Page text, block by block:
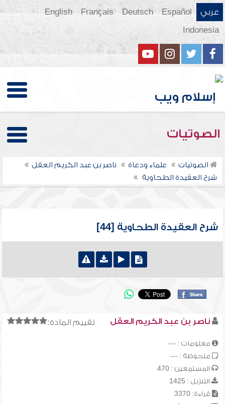
عربي Español
Deutsch
Français
English
Indonesia
الصوتيات
الصوتيات علماء ودعاة
ناصر بن عبد الكريم العقل
شرح العقيدة الطحاوية
شرح العقيدة الطحاوية [44]
تقييم المادة: ناصر بن عبد الكريم العقل
معلومات : ---
ملحوظة : ---
المستمعين : 470
التنزيل : 1425
قراءة: 3370